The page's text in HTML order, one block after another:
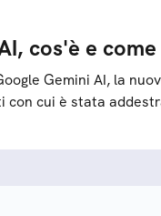
cos'è e
Gemini AI, la
con cui è stata